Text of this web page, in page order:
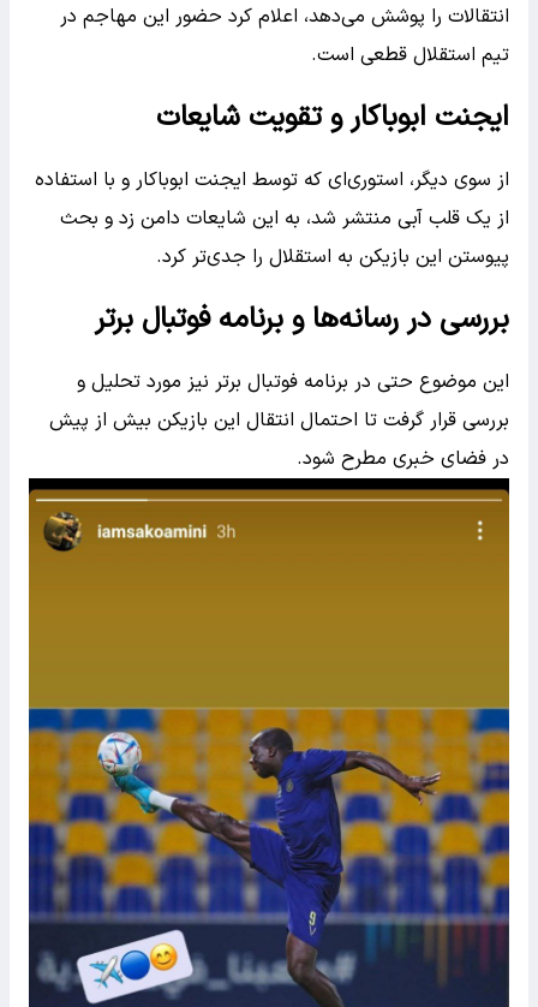
انتقالات را پوشش می‌دهد، اعلام کرد حضور این مهاجم در
تیم استقلال قطعی است.
ایجنت ابوباکار و تقویت شایعات
از سوی دیگر، استوری‌ای که توسط ایجنت ابوباکار و با استفاده
از یک قلب آبی منتشر شد، به این شایعات دامن زد و بحث
پیوستن این بازیکن به استقلال را جدی‌تر کرد.
بررسی در رسانه‌ها و برنامه فوتبال برتر
این موضوع حتی در برنامه فوتبال برتر نیز مورد تحلیل و
بررسی قرار گرفت تا احتمال انتقال این بازیکن بیش از پیش
در فضای خبری مطرح شود.